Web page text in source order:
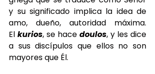
y su significado implica la idea de
amo, dueño, autoridad máxima.
El kurios, se hace doulos, y les dice
a sus discípulos que ellos no son
mayores que Él.